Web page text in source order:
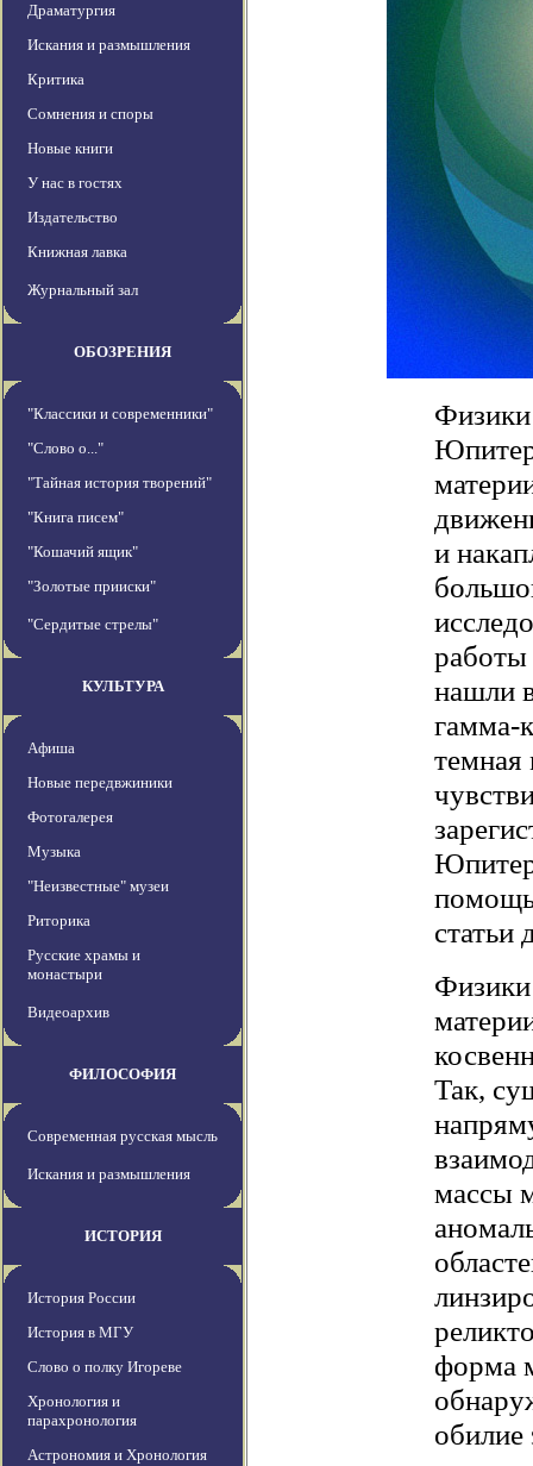
Драматургия
Искания и размышления
Критика
Сомнения и споры
Новые книги
У нас в гостях
Издательство
Книжная лавка
Журнальный зал
ОБОЗРЕНИЯ
"Классики и современники"
"Слово о..."
"Тайная история творений"
"Книга писем"
"Кошачий ящик"
"Золотые прииски"
"Сердитые стрелы"
КУЛЬТУРА
Афиша
Новые передвжиники
Фотогалерея
Музыка
"Неизвестные" музеи
Риторика
Русские храмы и
монастыри
Видеоархив
ФИЛОСОФИЯ
Современная русская мысль
Искания и размышления
ИСТОРИЯ
История России
История в МГУ
Слово о полку Игореве
Хронология и
парахронология
Астрономия и Хронология
Физики
и
работы
нашли
гамма-
темная
статьи
Так,
массы
форма
обилие